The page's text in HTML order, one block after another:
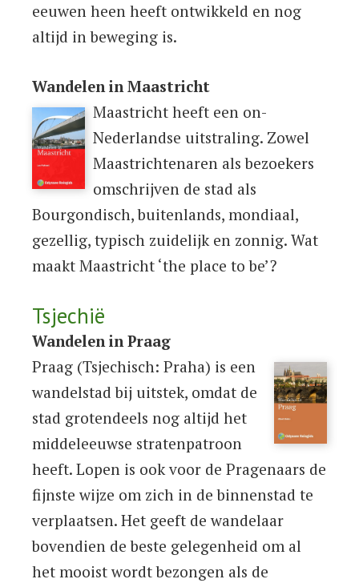
eeuwen heen heeft ontwikkeld en nog
altijd in beweging is.
Wandelen in Maastricht
Maastricht heeft een on-
Nederlandse uitstraling. Zowel
Maastrichtenaren als bezoekers
omschrijven de stad als
Bourgondisch, buitenlands, mondiaal,
gezellig, typisch zuidelijk en zonnig. Wat
maakt Maastricht ‘the place to be’?
Tsjechië
Wandelen in Praag
Praag (Tsjechisch: Praha) is een
wandelstad bij uitstek, omdat de
stad grotendeels nog altijd het
middeleeuwse stratenpatroon
heeft. Lopen is ook voor de Pragenaars de
fijnste wijze om zich in de binnenstad te
verplaatsen. Het geeft de wandelaar
bovendien de beste gelegenheid om al
het mooist wordt bezongen als de